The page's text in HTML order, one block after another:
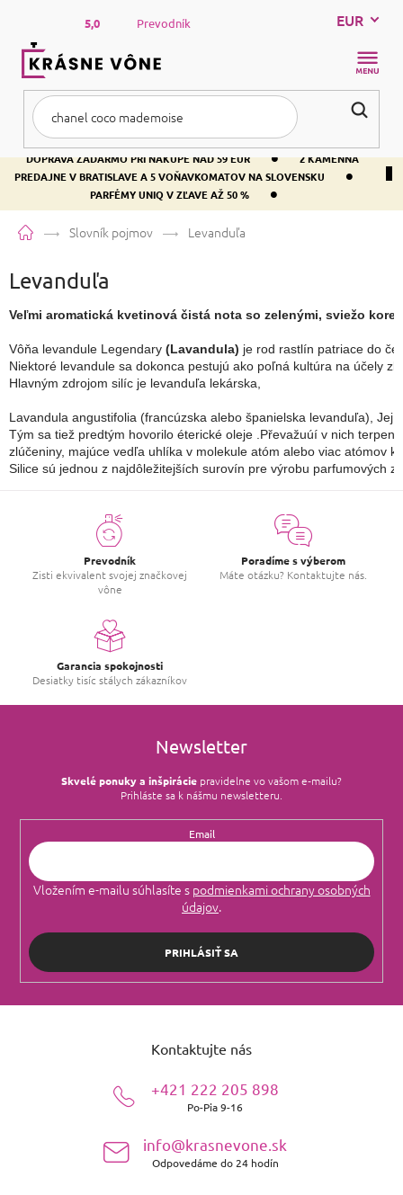
obsah
DOPRAVA ZADARMO PRI NÁKUPE NAD 59 EUR •
2 KAMENNÁ
PREDAJNE V BRATISLAVE A 5 VOŇAVKOMATOV NA SLOVENSKU
•
PARFÉMY UNIQ V ZĽAVE AŽ 50 % •
5,0 Prevodník EUR
DomovSlovník pojmov Levanduľa
Levanduľa
Veľmi aromatická kvetinová čistá nota so zelenými, sviežo
Vôňa levandule Legendary (Lavandula) je rod rastlín patriace do
Niektoré levandule sa dokonca pestujú ako poľná kultúra na účely
Hlavným zdrojom silíc je levanduľa lekárska,
Lavandula angustifolia (francúzska alebo španielska levanduľa),
Tým sa tiež predtým hovorilo éterické oleje .Převažuúí v nich
zlúčeniny, majúce vedľa uhlíka v molekule atóm alebo viac atómov
Silice sú jednou z najdôležitejších surovín pre výrobu parfumových
Prevodník
Zisti ekvivalent svojej značkovej
vône
Poradíme s výberom
Máte otázku? Kontaktujte nás.
Garancia spokojnosti
Desiatky tisíc stálych zákazníkov
Newsletter
Skvelé ponuky a inšpirácie pravidelne vo vašom e‑mailu?
Prihláste sa k nášmu newsletteru.
Email
Vložením e-mailu súhlasíte s podmienkami ochrany osobných
údajov.
PRIHLÁSIŤ SA
Kontaktujte nás
+421 222 205 898
Po-Pia 9-16
info@krasnevone.sk
Odpovedáme do 24 hodín